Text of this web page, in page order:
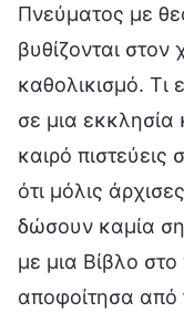
Πνεύματος με
βυθίζονται στον
καθολικισμό. Τι
σε μια εκκλησία
καιρό πιστεύεις
ότι μόλις
δώσουν καμία
με μια Βίβλο στο
αποφοίτησα από